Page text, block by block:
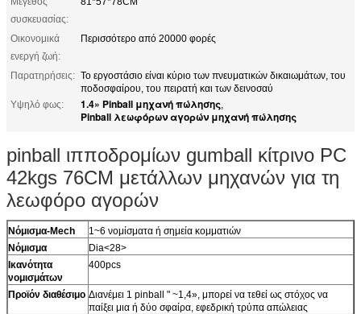
συσκευασίας:
Οικονομικά
ενεργή ζωή:
Περισσότερο από 20000 φορές
Παρατηρήσεις: Το εργοστάσιο είναι κύριο των πνευματικών δικαιωμάτων, του
ποδοσφαίρου, του πειρατή και των δεινοσαύ
Υψηλό φως:
1.4» Pinball μηχανή πώλησης,
Pinball λεωφόρων αγορών μηχανή πώλησης
pinball ιπποδρομίων gumball κίτρινο PC
42kgs 76CM μετάλλων μηχανών για τη
λεωφόρο αγορών
Νόμισμα-Mech
1~6 νομίσματα ή σημεία κομματιών
Νόμισμα
Dia<28>
Ικανότητα
νομισμάτων
400pcs
Προϊόν διαθέσιμο Διανέμει 1 pinball " ~1,4», μπορεί να τεθεί ως στόχος να
παίξει μια ή δύο σφαίρα, εφεδρική τρύπα απώλειας